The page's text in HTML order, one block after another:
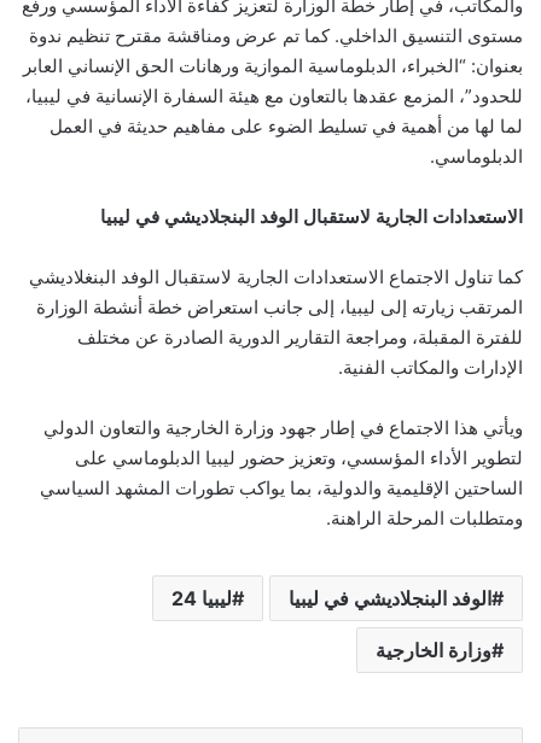
والمكاتب، في إطار خطة الوزارة لتعزيز كفاءة الأداء المؤسسي ورفع
مستوى التنسيق الداخلي. كما تم عرض ومناقشة مقترح تنظيم ندوة
بعنوان: “الخبراء، الدبلوماسية الموازية ورهانات الحق الإنساني العابر
للحدود”، المزمع عقدها بالتعاون مع هيئة السفارة الإنسانية في ليبيا،
لما لها من أهمية في تسليط الضوء على مفاهيم حديثة في العمل
الدبلوماسي.
الاستعدادات الجارية لاستقبال الوفد البنجلاديشي في ليبيا
كما تناول الاجتماع الاستعدادات الجارية لاستقبال الوفد البنغلاديشي
المرتقب زيارته إلى ليبيا، إلى جانب استعراض خطة أنشطة الوزارة
للفترة المقبلة، ومراجعة التقارير الدورية الصادرة عن مختلف
الإدارات والمكاتب الفنية.
ويأتي هذا الاجتماع في إطار جهود وزارة الخارجية والتعاون الدولي
لتطوير الأداء المؤسسي، وتعزيز حضور ليبيا الدبلوماسي على
الساحتين الإقليمية والدولية، بما يواكب تطورات المشهد السياسي
ومتطلبات المرحلة الراهنة.
الوفد البنجلاديشي في ليبيا ليبيا 24
وزارة الخارجية